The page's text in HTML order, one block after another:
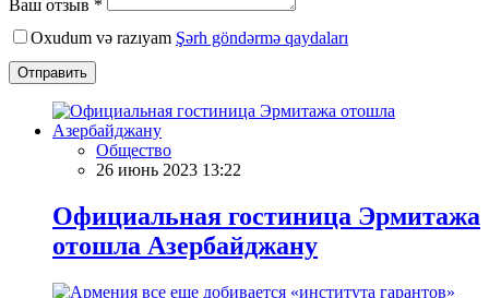
Ваш отзыв *
Oxudum və razıyam Şərh göndərmə qaydaları
Отправить
Общество
26 июнь 2023 13:22
Официальная гостиница Эрмитажа
отошла Азербайджану